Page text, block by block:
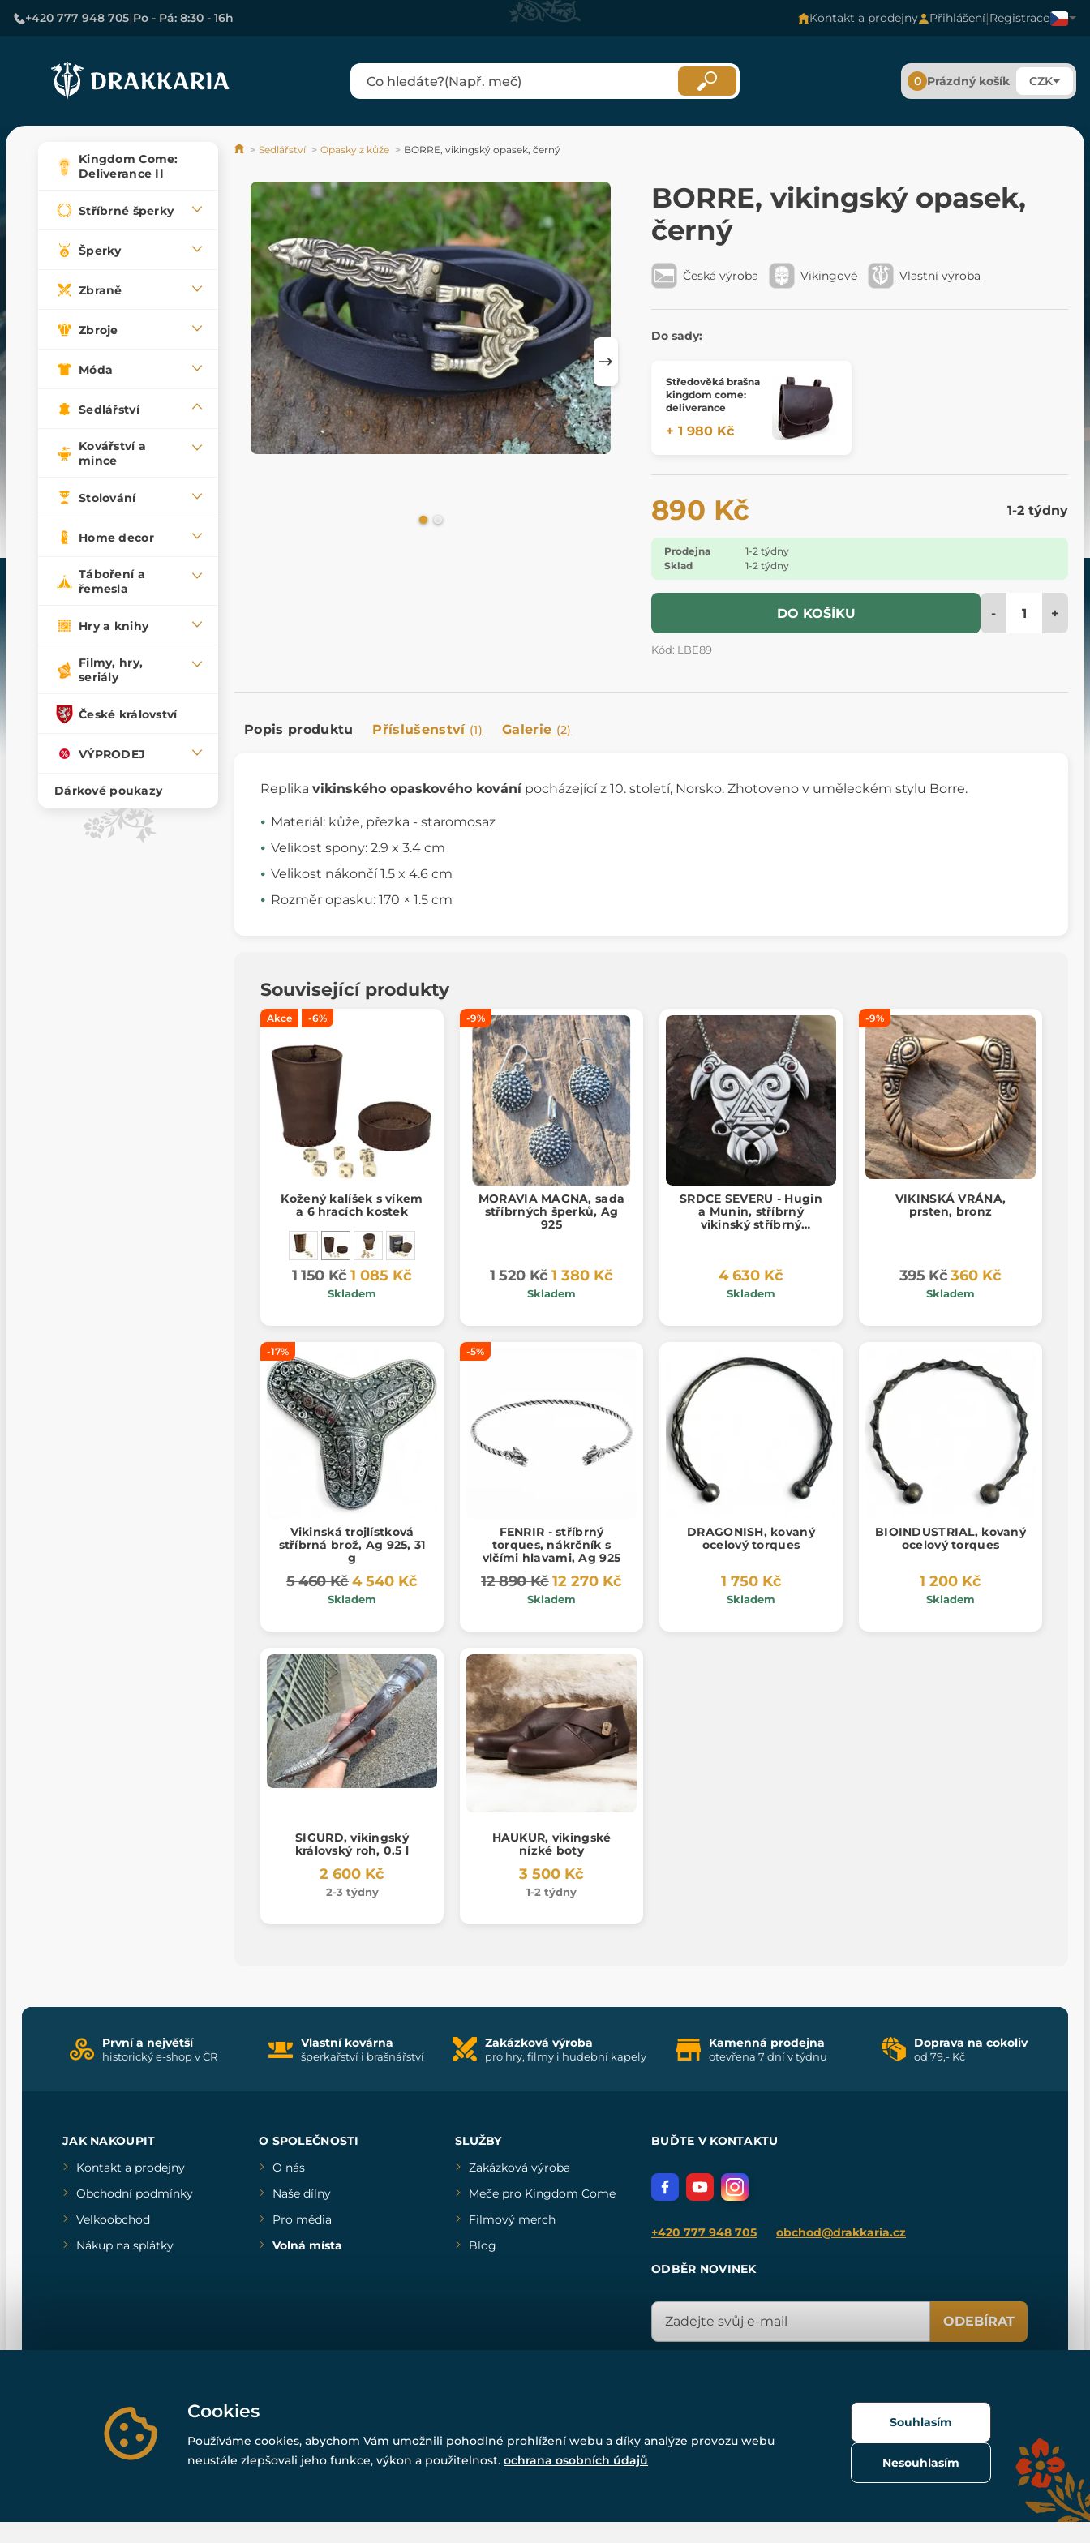
+420 777 948 705|Po - Pá: 8:30 - 16h Kontakt a prodejny Přihlášení|Registrace
0 Prázdný košík CZK
Kingdom Come:
Deliverance II
Stříbrné šperky
Šperky
Zbraně
Zbroje
Móda
Sedlářství
Kovářství a
mince
Stolování
Home decor
Táboření a
řemesla
Hry a knihy
Filmy, hry,
seriály
České království
VÝPRODEJ
Dárkové poukazy
Sedlářství Opasky z kůže BORRE, vikingský opasek, černý
BORRE, vikingský opasek,
černý
Česká výroba Vikingové Vlastní výroba
Do sady:
Středověká brašna
kingdom come:
deliverance
+ 1 980 Kč
890 Kč 1-2 týdny
Prodejna
1-2 týdny
Sklad
1-2 týdny
DO KOŠÍKU - +
Kód: LBE89
Popis produktu Příslušenství (1) Galerie (2)
Replika vikinského opaskového kovánípocházející z 10. století, Norsko. Zhotoveno v uměleckém stylu Borre.
Materiál: kůže, přezka - staromosaz
Velikost spony: 2.9 x 3.4 cm
Velikost nákončí 1.5 x 4.6 cm
Rozměr opasku: 170 × 1.5 cm
Související produkty
Akce -6%
Kožený kalíšek s víkem
a 6 hracích kostek
1 150 Kč1 085 Kč
Skladem
-9%
MORAVIA MAGNA, sada
stříbrných šperků, Ag
925
1 520 Kč1 380 Kč
Skladem
SRDCE SEVERU - Hugin
a Munin, stříbrný
vikinský stříbrný
4 630 Kč
Skladem
-9%
VIKINSKÁ VRÁNA,
prsten, bronz
395 Kč360 Kč
Skladem
-17%
Vikinská trojlístková
stříbrná brož, Ag 925, 31
g
5 460 Kč4 540 Kč
Skladem
-5%
FENRIR - stříbrný
torques, nákrčník s
vlčími hlavami, Ag 925
12 890 Kč12 270 Kč
Skladem
DRAGONISH, kovaný
ocelový torques
1 750 Kč
Skladem
BIOINDUSTRIAL, kovaný
ocelový torques
1 200 Kč
Skladem
SIGURD, vikingský
královský roh, 0.5 l
2 600 Kč
2-3 týdny
HAUKUR, vikingské
nízké boty
3 500 Kč
1-2 týdny
První a největší
historický e-shop v ČR
Vlastní kovárna
šperkařství i brašnářství
Zakázková výroba
pro hry, filmy i hudební kapely
Kamenná prodejna
otevřena 7 dní v týdnu
Doprava na cokoliv
od 79,- Kč
JAK NAKOUPIT
Kontakt a prodejny
Obchodní podmínky
Velkoobchod
Nákup na splátky
O SPOLEČNOSTI
O nás
Naše dílny
Pro média
Volná místa
SLUŽBY
Zakázková výroba
Meče pro Kingdom Come
Filmový merch
Blog
BUĎTE V KONTAKTU
+420 777 948 705 obchod@drakkaria.cz
ODBĚR NOVINEK
ODEBÍRAT
Powered bySimplia.cz, protected by reCAPTCHA.
Cookies
Používáme cookies, abychom Vám umožnili pohodlné prohlížení webu a díky analýze provozu webu
neustále zlepšovali jeho funkce, výkon a použitelnost. ochrana osobních údajů Nesouhlasím
Souhlasím